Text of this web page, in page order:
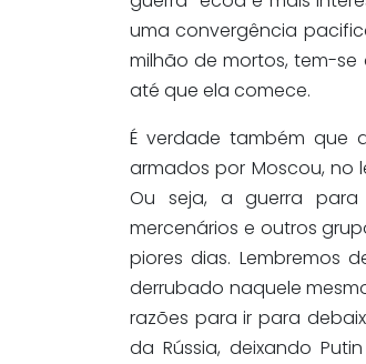
uma convergência
milhão de mortos, tem-
até que ela comece.
É verdade também que
armados por Moscou, no
Ou seja, a guerra
mercenários e outros
piores dias. Lembremos
derrubado naquele
razões para ir para
da Rússia, deixando